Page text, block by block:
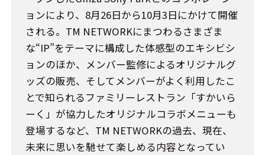
ョンにより、8月26日から10月3日にかけて開催
される。TM NETWORKにまつわるさまざま
な“IP”をテーマに構成した体感型のエキシビシ
ョンのほか、メンバー監修によるオリジナルグ
ッズの販売、そしてメンバーがよく利用したこ
とで知られるファミリーレストラン「すかいら
ーく」が協力したオリジナルコラボメニューも
登場するなど、TM NETWORKの過去、現在、
未来に思いを馳せて楽しめる内容となってい